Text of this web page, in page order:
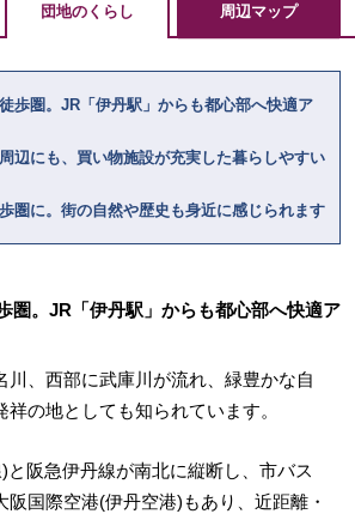
り
団地のくらし 周辺マップ
歩圏。JR「伊丹駅」からも都心部へ快適ア
辺にも、買い物施設が充実した暮らしやすい
圏に。街の自然や歴史も身近に感じられます
圏。JR「伊丹駅」からも都心部へ快適ア
川、西部に武庫川が流れ、緑豊かな自
の地としても知られています。
と阪急伊丹線が南北に縦断し、市バス
阪国際空港(伊丹空港)もあり、近距離・